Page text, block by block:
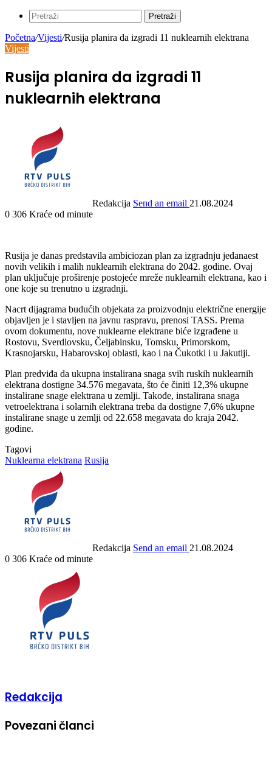
Pretraži
Početna/Vijesti/Rusija planira da izgradi 11 nuklearnih elektrana
Vijesti
Rusija planira da izgradi 11
nuklearnih elektrana
Redakcija Send an email 21.08.2024
0 306 Kraće od minute
Rusija je danas predstavila ambiciozan plan za izgradnju jedanaest
novih velikih i malih nuklearnih elektrana do 2042. godine. Ovaj
plan uključuje proširenje postojeće mreže nuklearnih elektrana, kao i
one koje su trenutno u izgradnji.
Nacrt dijagrama budućih objekata za proizvodnju električne energije
objavljen je i stavljen na javnu raspravu, prenosi TASS. Prema
ovom dokumentu, nove nuklearne elektrane biće izgrađene u
Rostovu, Sverdlovsku, Čeljabinsku, Tomsku, Primorskom,
Krasnojarsku, Habarovskoj oblasti, kao i na Čukotki i u Јakutiji.
Plan predviđa da ukupna instalirana snaga svih ruskih nuklearnih
elektrana dostigne 34.576 megavata, što će činiti 12,3% ukupne
instalirane snage elektrana u zemlji. Takođe, instalirana snaga
vetroelektrana i solarnih elektrana treba da dostigne 7,6% ukupne
instalirane snage u zemlji od 22.658 megavata do kraja 2042.
godine.
Tagovi
Nuklearna elektrana Rusija
Redakcija Send an email 21.08.2024
0 306 Kraće od minute
Redakcija
Povezani članci